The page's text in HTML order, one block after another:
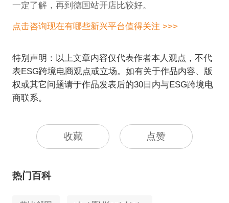
一定了解，再到德国站开店比较好。
点击咨询现在有哪些新兴平台值得关注 >>>
特别声明：以上文章内容仅代表作者本人观点，不代
表ESG跨境电商观点或立场。如有关于作品内容、版
权或其它问题请于作品发表后的30日内与ESG跨境电
商联系。
收藏 点赞
热门百科